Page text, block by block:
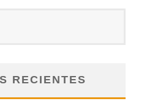
RECIENTES